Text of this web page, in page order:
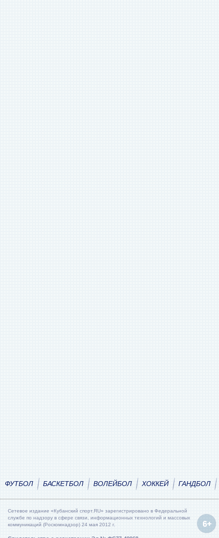
ФУТБОЛ БАСКЕТБОЛ ВОЛЕЙБОЛ ХОККЕЙ ГАНДБОЛ
Сетевое издание «Кубанский спорт.RU» зарегистрировано в Федеральной
службе по надзору в сфере связи, информационных технологий и массовых
коммуникаций (Роскомнадзор) 24 мая 2012 г.